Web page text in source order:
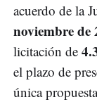
acuerdo de la
noviembre de
licitación de
el plazo de
única